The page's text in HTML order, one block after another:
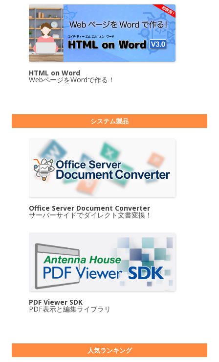
HTML on Word
WebページをWordで作る！
システム製品
Office Server Document Converter
サーバーサイドでダイレクト文書変換！
PDF Viewer SDK
PDF表示と編集ライブラリ
人気ランキング